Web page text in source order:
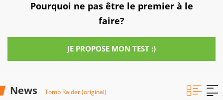
Pourquoi ne pas être le premier à le
faire?
JE PROPOSE MON TEST :)
News Tomb Raider (original)